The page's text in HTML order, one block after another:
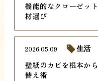
機能的なクローゼッ
材選び
壁紙のカビを根本か
替え術
2026.05.09 生活